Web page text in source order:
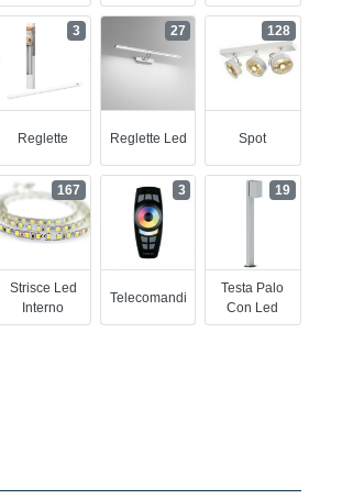
Reglette
3
Reglette Led
27
Spot
128
Strisce Led
Interno
167
Telecomandi
3
Testa Palo
Con Led
19